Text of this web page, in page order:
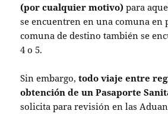
(por cualquier motivo) para
se encuentren en una comuna en
comuna de destino también se
4 o 5.
Sin embargo, todo viaje entre
obtención de un Pasaporte
solicita para revisión en las